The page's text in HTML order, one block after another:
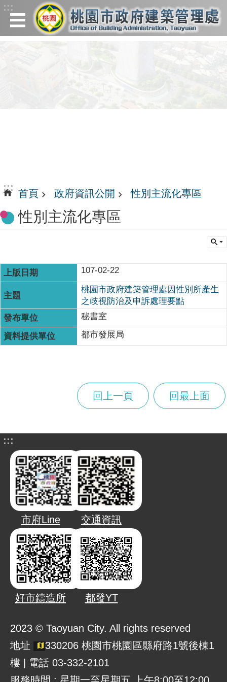
跳到主要內容區塊
:::
:::
首頁 政府資訊公開 性別主流化專區
性別主流化專區
107-02-22
桃園市政府建築管理處因性別所產生
之歧視防治及申訴處理要點
秘書室
都市發展局
回上一頁 回最上面
:::
市府Line
好市鑄造所
交通資訊
都發YT
2023 © Taoyuan City. All rights reserved
地址
330206 桃園市桃園區縣府路1號後棟1
樓 | 電話 03-332-2101
服務時間 : 星期一至星期五 上午8:00至12:00